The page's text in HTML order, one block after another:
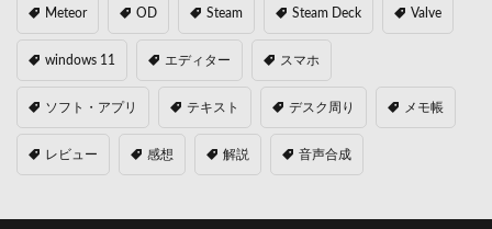
Meteor OD Steam Steam Deck Valve
windows 11 エディター スマホ
ソフト・アプリ テキスト デスク周り メモ帳
レビュー 感想 解説 音声合成